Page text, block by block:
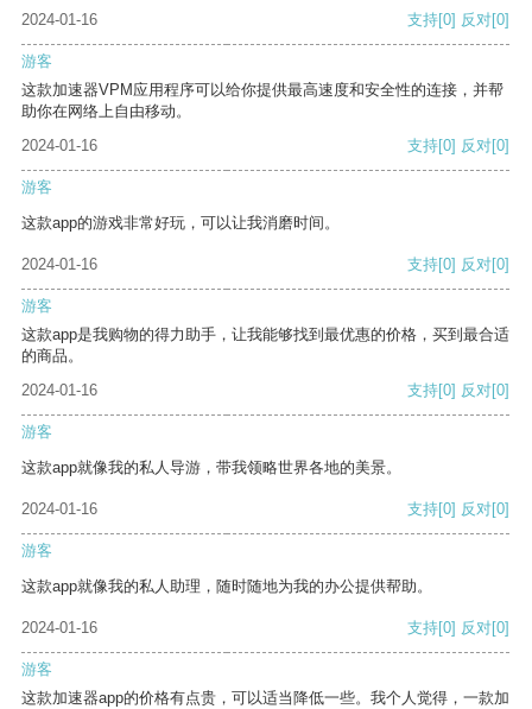
2024-01-16
支持[0] 反对[0]
游客
这款加速器VPM应用程序可以给你提供最高速度和安全性的连接，并帮
助你在网络上自由移动。
2024-01-16
支持[0] 反对[0]
游客
这款app的游戏非常好玩，可以让我消磨时间。
2024-01-16 支持[0] 反对[0]
游客
这款app是我购物的得力助手，让我能够找到最优惠的价格，买到最合适
的商品。
2024-01-16
支持[0] 反对[0]
游客
这款app就像我的私人导游，带我领略世界各地的美景。
2024-01-16 支持[0] 反对[0]
游客
这款app就像我的私人助理，随时随地为我的办公提供帮助。
2024-01-16 支持[0] 反对[0]
游客
这款加速器app的价格有点贵，可以适当降低一些。我个人觉得，一款加